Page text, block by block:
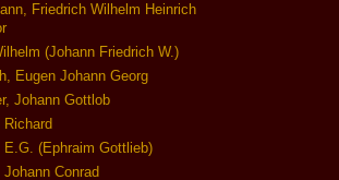
Friedrich Wilhelm Heinrich
(Johann Friedrich W.)
Eugen Johann Georg
Johann Gottlob
Richard
E.G. (Ephraim Gottlieb)
Johann Conrad